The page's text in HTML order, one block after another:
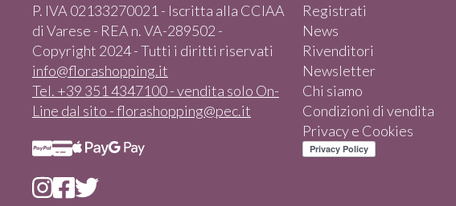
P. IVA 02133270021 - Iscritta alla CCIAA
di Varese - REA n. VA-289502 -
Copyright 2024 - Tutti i diritti riservati
info@florashopping.it
Tel. +39 351 4347100 - vendita solo On-
Line dal sito - florashopping@pec.it
Registrati
News
Rivenditori
Newsletter
Chi siamo
Condizioni di vendita
Privacy e Cookies